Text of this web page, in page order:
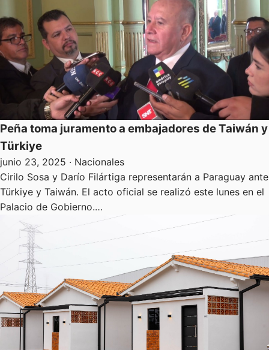
Peña toma juramento a embajadores de Taiwán y
Türkiye
junio 23, 2025 · Nacionales
Cirilo Sosa y Darío Filártiga representarán a Paraguay ante
Türkiye y Taiwán. El acto oficial se realizó este lunes en el
Palacio de Gobierno.…